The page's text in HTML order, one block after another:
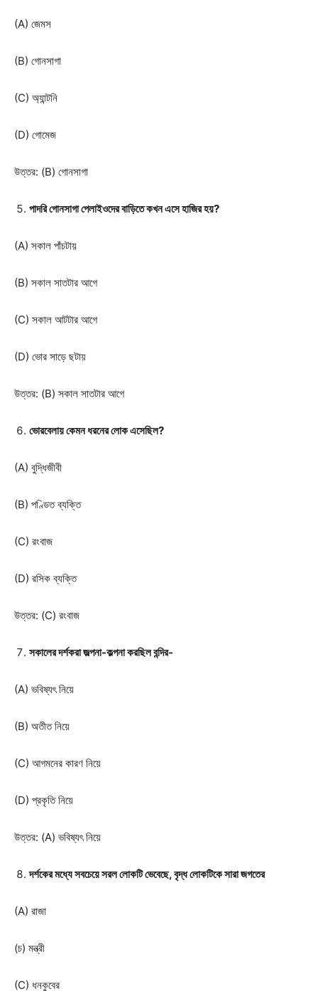
(A) জেমস
(B) গোনসাগা
(C) অ্যান্টনি
(D) গোমেজ
উত্তর: (B) গোনসাগা
পাদরি গোনসাগা পেলাইওদের বাড়িতে কখন এসে হাজির হয়?
(A) সকাল পাঁচটায়
(B) সকাল সাতটার আগে
(C) সকাল আটটার আগে
(D) ভোর সাড়ে ছটায়
উত্তর: (B) সকাল সাতটার আগে
ভোরবেলায় কেমন ধরনের লোক এসেছিল?
(A) বুদ্ধিজীবী
(B) পণ্ডিত ব্যক্তি
(C) রংবাজ
(D) রসিক ব্যক্তি
উত্তর: (C) রংবাজ
সকালের দর্শকরা জল্পনা-কল্পনা করছিল বন্দির-
(A) ভবিষ্যৎ নিয়ে
(B) অতীত নিয়ে
(C) আগমনের কারণ নিয়ে
(D) প্রকৃতি নিয়ে
উত্তর: (A) ভবিষ্যৎ নিয়ে
দর্শকের মধ্যে সবচেয়ে সরল লোকটি ভেবেছে, বৃদ্ধ লোকটিকে সারা জগতের
(A) রাজা
(চ) মন্ত্রী
(C) ধনকুবের